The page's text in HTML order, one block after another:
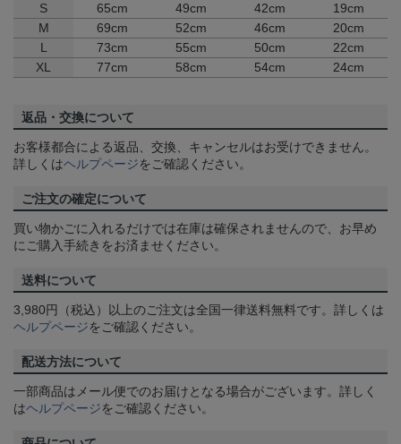
S 65cm 49cm 42cm
19cm
M
69cm 52cm 46cm
20cm
L
73cm 55cm 50cm
22cm
XL
77cm 58cm 54cm 24cm
返品・交換について
お客様都合による返品、交換、キャンセルはお受けできません。
詳しくはヘルプページをご確認ください。
ご注文の確定について
買い物かごに入れるだけでは在庫は確保されませんので、お早め
にご購入手続きをお済ませください。
送料について
3,980円（税込）以上のご注文は全国一律送料無料です。詳しくは
ヘルプページをご確認ください。
配送方法について
一部商品はメール便でのお届けとなる場合がございます。詳しく
はヘルプページをご確認ください。